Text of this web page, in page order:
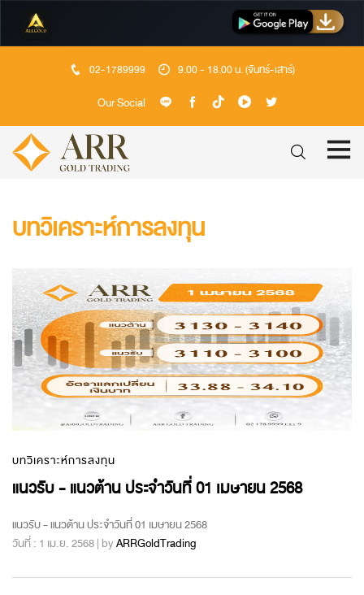
02-1789999 9.00 - 18.00 น. (จันทร์-เสาร์)
Our Social
บทวิเคราะห์การลงทุน
บทวิเคราะห์การลงทุน
แนวรับ - แนวต้าน ประจำวันที่ 01 เมษายน 2568
แนวรับ - แนวต้าน ประจำวันที่ 01 เมษายน 2568
วันที่ : 1 เม.ย. 2568 | byARRGoldTrading